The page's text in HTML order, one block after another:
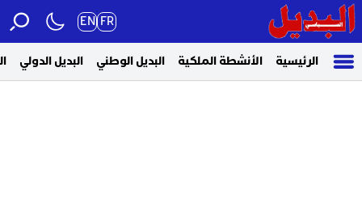
FR
EN
الرئيسية الأنشطة الملكية البديل الوطني البديل الدولي